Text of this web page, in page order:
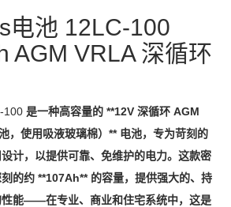
电池 12LC-100
AGM VRLA 深循环
100 是一种高容量的 **12V 深循环 AGM
，使用吸液玻璃棉）** 电池，专为苛刻的
计，以提供可靠、免维护的电力。这款密
的约 **107Ah** 的容量，提供强大的、持
性能——在专业、商业和住宅系统中，这是